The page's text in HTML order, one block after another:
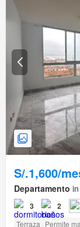
S/.1,600/
Departamento
3 2
Terraza Permite